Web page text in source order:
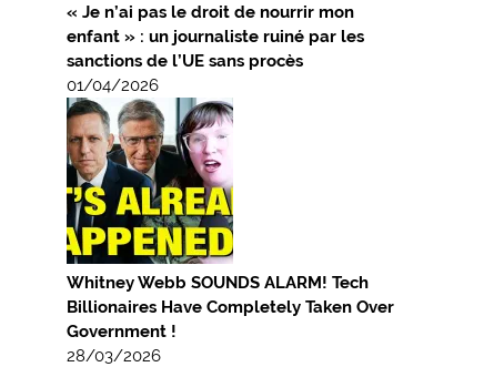
« Je n’ai pas le droit de nourrir mon
enfant » : un journaliste ruiné par les
sanctions de l’UE sans procès
01/04/2026
Whitney Webb SOUNDS ALARM! Tech
Billionaires Have Completely Taken Over
Government !
28/03/2026